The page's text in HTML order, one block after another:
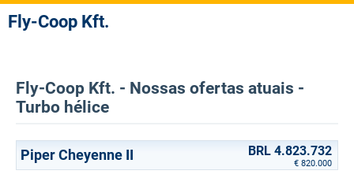
Fly-Coop Kft.
Fly-Coop Kft. - Nossas ofertas atuais -
Turbo hélice
Piper Cheyenne II BRL 4.823.732
€ 820.000